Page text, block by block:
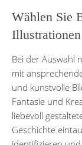
Wählen Sie
Illustrationen
Bei der Auswahl
mit
und kunstvolle
Fantasie und
liebevoll
Geschichte